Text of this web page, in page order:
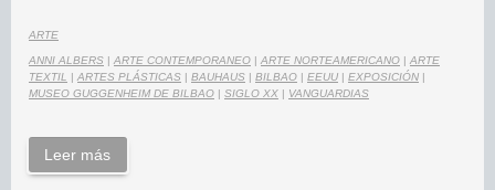
ARTE
ANNI ALBERS | ARTE CONTEMPORANEO | ARTE NORTEAMERICANO | ARTE
TEXTIL
| ARTES PLÁSTICAS | BAUHAUS | BILBAO | EEUU | EXPOSICIÓN |
MUSEO GUGGENHEIM DE BILBAO | SIGLO XX | VANGUARDIAS
Leer más